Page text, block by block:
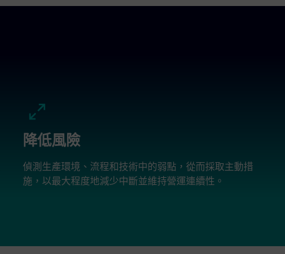
降低風險
偵測生產環境、流程和技術中的弱點，從而採取主動措
施，以最大程度地減少中斷並維持營運連續性。